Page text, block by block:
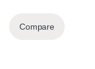
Compare